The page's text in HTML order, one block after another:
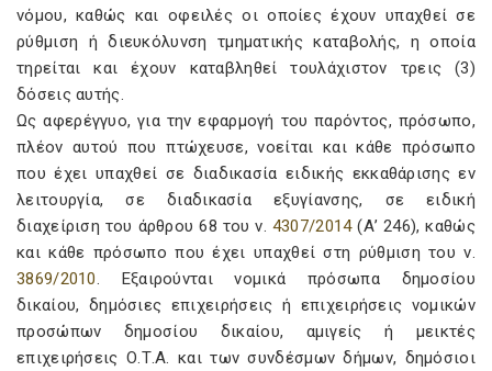
νόμου, καθώς και οφειλές οι οποίες έχουν υπαχθεί σε
ρύθμιση ή διευκόλυνση τμηματικής καταβολής, η οποία
τηρείται και έχουν καταβληθεί τουλάχιστον τρεις (3)
δόσεις αυτής.
Ως αφερέγγυο, για την εφαρμογή του παρόντος, πρόσωπο,
πλέον αυτού που πτώχευσε, νοείται και κάθε πρόσωπο
που έχει υπαχθεί σε διαδικασία ειδικής εκκαθάρισης εν
λειτουργία, σε διαδικασία εξυγίανσης, σε ειδική
διαχείριση του άρθρου 68 του ν. 4307/2014(Α’ 246), καθώς
και κάθε πρόσωπο που έχει υπαχθεί στη ρύθμιση του ν.
3869/2010. Εξαιρούνται νομικά πρόσωπα δημοσίου
δικαίου, δημόσιες επιχειρήσεις ή επιχειρήσεις νομικών
προσώπων δημοσίου δικαίου, αμιγείς ή μεικτές
επιχειρήσεις Ο.Τ.Α. και των συνδέσμων δήμων, δημόσιοι